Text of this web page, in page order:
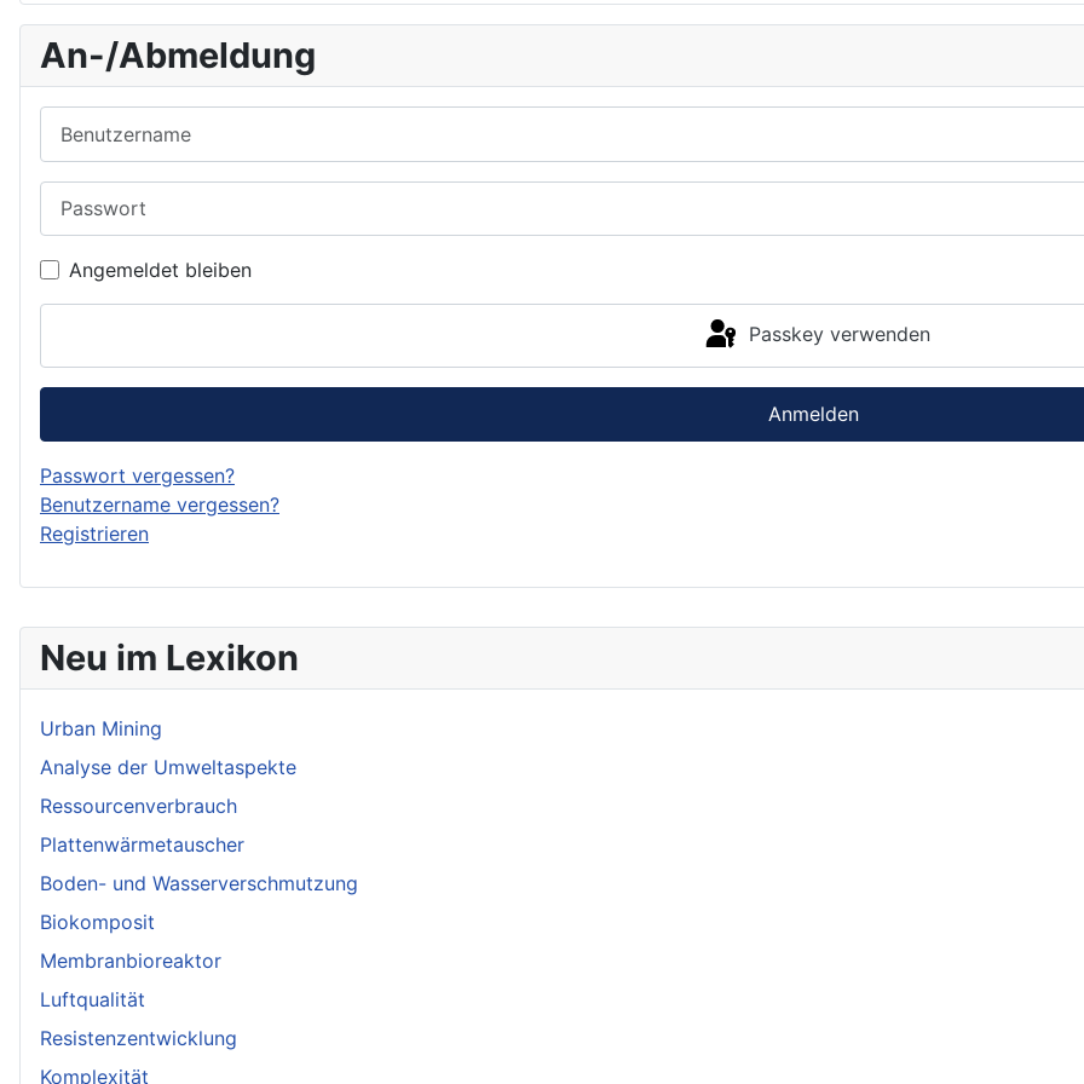
Neu im Lexikon
Urban Mining
Analyse der Umweltaspekte
Ressourcenverbrauch
Plattenwärmetauscher
Boden- und Wasserverschmutzung
Biokomposit
Membranbioreaktor
Luftqualität
Resistenzentwicklung
Komplexität
An-/Abmeldung
Angemeldet bleiben
Passkey verwenden
Anmelden
Passwort vergessen?
Benutzername vergessen?
Registrieren